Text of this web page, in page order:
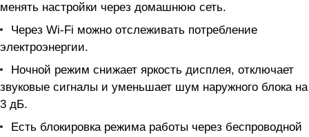
менять настройки через домашнюю сеть.
Через Wi-Fi можно отслеживать потребление
электроэнергии.
Ночной режим снижает яркость дисплея, отключает
звуковые сигналы и уменьшает шум наружного блока на
3 дБ.
Есть блокировка режима работы через беспроводной